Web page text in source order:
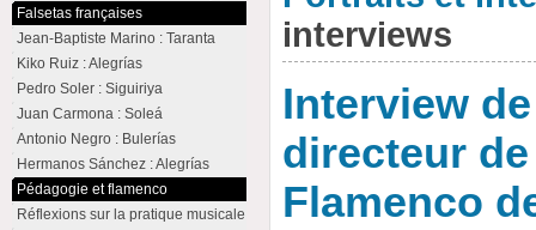
interviews
Interview
directeur
Flamenco
Falsetas françaises
Jean-Baptiste Marino : Taranta
Kiko Ruiz : Alegrías
Pedro Soler : Siguiriya
Juan Carmona : Soleá
Antonio Negro : Bulerías
Hermanos Sánchez : Alegrías
Pédagogie et flamenco
Réflexions sur la pratique musicale